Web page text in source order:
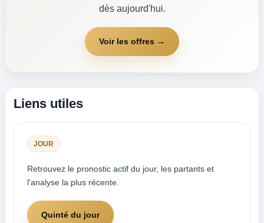
dès aujourd'hui.
Voir les offres →
Liens utiles
JOUR
Retrouvez le pronostic actif du jour, les partants et
l'analyse la plus récente.
Quinté du jour